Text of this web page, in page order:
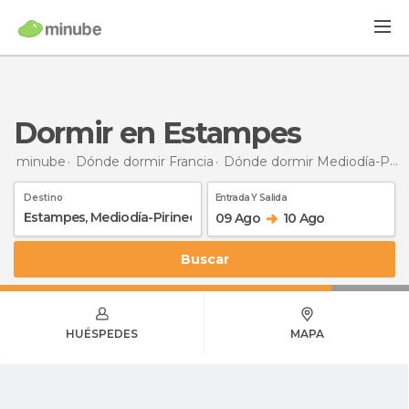
Dormir en Estampes
minube Dónde dormir Francia Dónde dormir Mediodía-Pirineos
Destino Entrada Y Salida
09 Ago 10 Ago
Buscar
HUÉSPEDES MAPA